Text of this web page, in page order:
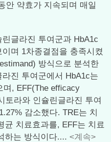
안 약효가 지속되며 매일
글라진 투여군과 HbA1c
며 1차종결점을 충족시켰
방식으로 분석한
진 투여군에서 HbA1c는
며, EFF(The efficacy
토라와 인슐린글라진 투여
감소했다. TRE는 치
균 치료효과를, EFF는 치료
하는 방식이다.... <계속>